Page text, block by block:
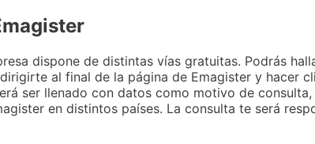
dispone de distintas vías gratuitas. Podrás
al final de la página de Emagister y hacer
ser llenado con datos como motivo de
en distintos países. La consulta te será